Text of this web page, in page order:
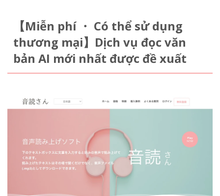
【Miễn phí ・ Có thể sử dụng
thương mại】Dịch vụ đọc văn
bản AI mới nhất được đề xuất